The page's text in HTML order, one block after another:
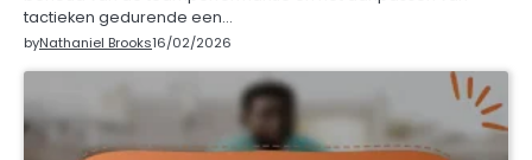
tactieken gedurende een…
byNathaniel Brooks16/02/2026